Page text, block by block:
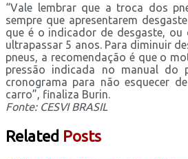
“Vale lembrar que a troca dos
sempre que apresentarem
que é o indicador de desgaste,
ultrapassar 5 anos. Para diminuir
pneus, a recomendação é que o
pressão indicada no manual do
cronograma para não esquecer
carro”, finaliza Burin.
Fonte: CESVI BRASIL
Related Posts